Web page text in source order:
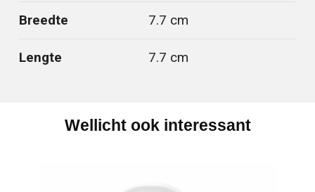
Breedte 7.7 cm
Lengte 7.7 cm
Wellicht ook interessant